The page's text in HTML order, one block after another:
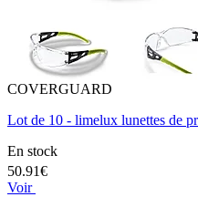
COVERGUARD
Lot de 10 - limelux lunettes de
En stock
50.91€
Voir